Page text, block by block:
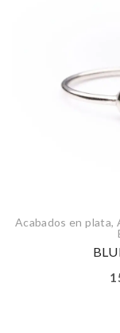
Acabados en plata,